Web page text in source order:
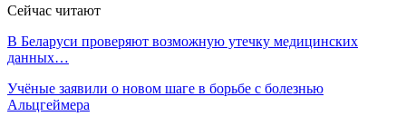
Сейчас читают
В Беларуси проверяют возможную утечку медицинских
данных…
Учёные заявили о новом шаге в борьбе с болезнью
Альцгеймера